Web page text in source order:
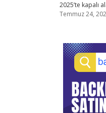
2025’te kapalı
Temmuz 24,